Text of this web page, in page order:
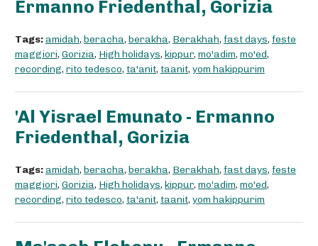
Ermanno Friedenthal, Gorizia
Tags:amidah, beracha, berakha, Berakhah, fast days, feste
maggiori, Gorizia, High holidays, kippur, mo'adim, mo'ed,
recording, rito tedesco, ta'anit, taanit, yom hakippurim
'Al Yisrael Emunato - Ermanno
Friedenthal, Gorizia
Tags:amidah, beracha, berakha, Berakhah, fast days, feste
maggiori, Gorizia, High holidays, kippur, mo'adim, mo'ed,
recording, rito tedesco, ta'anit, taanit, yom hakippurim